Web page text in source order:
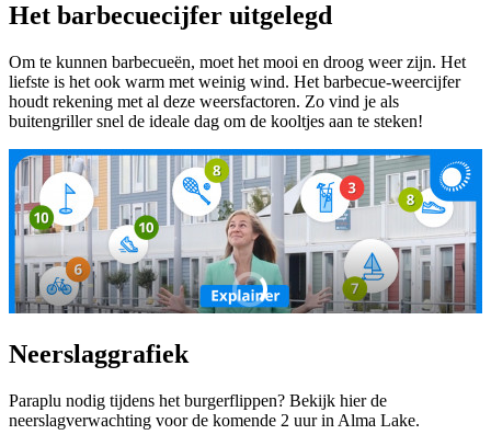
Het barbecuecijfer uitgelegd
Om te kunnen barbecueën, moet het mooi en droog weer zijn. Het
liefste is het ook warm met weinig wind. Het barbecue-weercijfer
houdt rekening met al deze weersfactoren. Zo vind je als
buitengriller snel de ideale dag om de kooltjes aan te steken!
Neerslaggrafiek
Paraplu nodig tijdens het burgerflippen? Bekijk hier de
neerslagverwachting voor de komende 2 uur in Alma Lake.